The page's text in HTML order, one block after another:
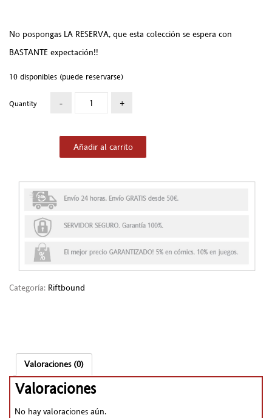
No pospongas LA RESERVA, que esta colección se espera con
BASTANTE expectación!!
10 disponibles (puede reservarse)
Quantity
Añadir al carrito
Categoría: Riftbound
Valoraciones (0)
Valoraciones
No hay valoraciones aún.